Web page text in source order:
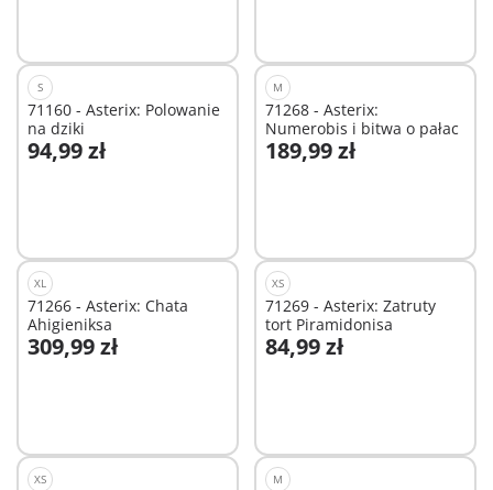
S
71160 - Asterix: Polowanie
na dziki
94,99 zł
Dodaj do koszyka
M
71268 - Asterix:
Numerobis i bitwa o pałac
189,99 zł
Dodaj do koszyka
XL
71266 - Asterix: Chata
Ahigieniksa
309,99 zł
Dodaj do koszyka
XS
71269 - Asterix: Zatruty
tort Piramidonisa
84,99 zł
XS M